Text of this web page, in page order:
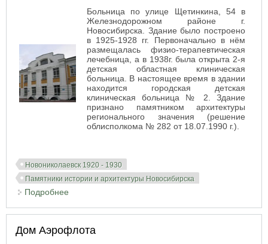
Больница по улице Щетинкина, 54 в
Железнодорожном районе г.
Новосибирска. Здание было построено
в 1925-1928 гг. Первоначально в нём
размещалась физио-терапевтическая
лечебница, а в 1938г. была открыта 2-я
детская областная клиническая
больница. В настоящее время в здании
находится городская детская
клиническая больница № 2. Здание
признано памятником архитектуры
регионального значения (решение
облисполкома № 282 от 18.07.1990 г.).
Новониколаевск 1920 - 1930
Памятники истории и архитектуры Новосибирска
Подробнее
Дом Аэрофлота